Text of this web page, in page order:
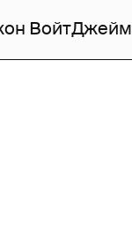
Войт